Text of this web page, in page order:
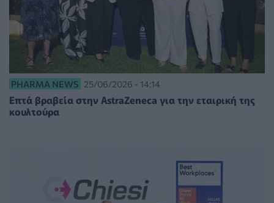
PHARMA NEWS 25/06/2026 - 14:14
Επτά βραβεία στην AstraZeneca για την εταιρική της
κουλτούρα